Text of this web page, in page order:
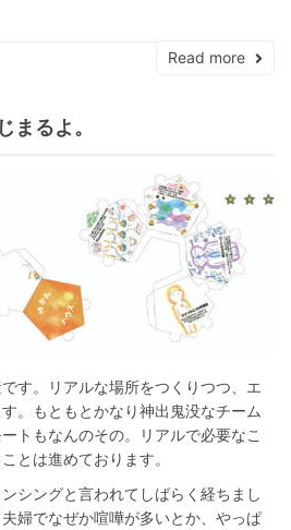
Read more
まるよ。
す。リアルな場所をつくりつつ、エ
。もともとかなり神出鬼没なチーム
トもなんのその。リアルで必要なこ
とは進めております。
シングと言われてしばらく経ちまし
婦でなぜか喧嘩が多いとか、やっぱ